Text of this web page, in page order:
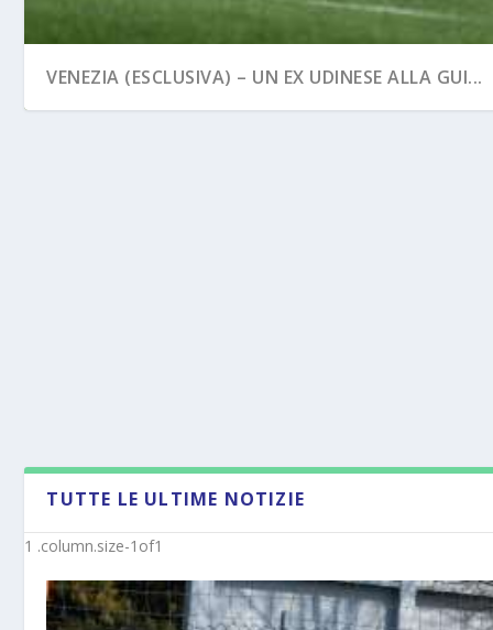
VENEZIA (ESCLUSIVA) – UN EX UDINESE ALLA GUI...
TUTTE LE ULTIME NOTIZIE